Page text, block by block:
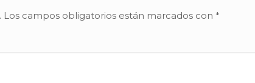
Los campos obligatorios están marcados con *